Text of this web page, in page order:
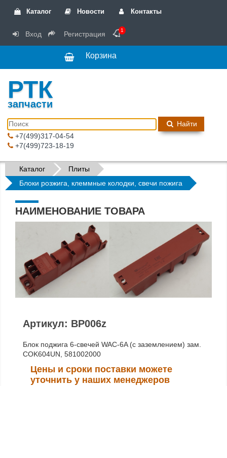
Каталог Новости Контакты
Вход Регистрация 1
Корзина
РТК
запчасти
Найти
+7(499)317-04-54
+7(499)723-18-19
Каталог
Плиты
Блоки розжига, клеммные колодки, свечи пожига
НАИМЕНОВАНИЕ ТОВАРА
Артикул: BP006z
Блок поджига 6-свечей WAC-6A (с заземлением) зам.
COK604UN, 581002000
Цены и сроки поставки можете
уточнить у наших менеджеров